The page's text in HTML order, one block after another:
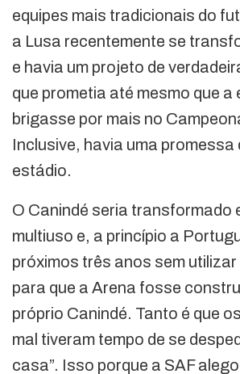
equipes mais tradicionais do
a Lusa recentemente se
e havia um projeto de
que prometia até mesmo que a
brigasse por mais no
Inclusive, havia uma promessa
estádio.
O Canindé seria transformado
multiuso e, a princípio a
próximos três anos sem
para que a Arena fosse
próprio Canindé. Tanto é que
mal tiveram tempo de se
casa”. Isso porque a SAF